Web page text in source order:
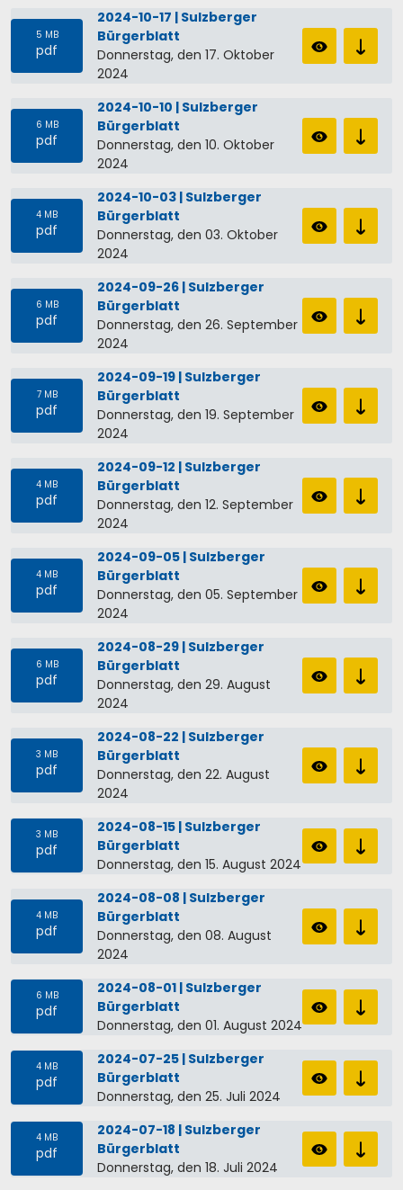
5 MB
pdf
2024-10-17 | Sulzberger
Bürgerblatt
Donnerstag, den 17. Oktober
2024
6 MB
pdf
2024-10-10 | Sulzberger
Bürgerblatt
Donnerstag, den 10. Oktober
2024
4 MB
pdf
2024-10-03 | Sulzberger
Bürgerblatt
Donnerstag, den 03. Oktober
2024
6 MB
pdf
2024-09-26 | Sulzberger
Bürgerblatt
Donnerstag, den 26. September
2024
7 MB
pdf
2024-09-19 | Sulzberger
Bürgerblatt
Donnerstag, den 19. September
2024
4 MB
pdf
2024-09-12 | Sulzberger
Bürgerblatt
Donnerstag, den 12. September
2024
4 MB
pdf
2024-09-05 | Sulzberger
Bürgerblatt
Donnerstag, den 05. September
2024
6 MB
pdf
2024-08-29 | Sulzberger
Bürgerblatt
Donnerstag, den 29. August
2024
3 MB
pdf
2024-08-22 | Sulzberger
Bürgerblatt
Donnerstag, den 22. August
2024
3 MB
pdf
2024-08-15 | Sulzberger
Bürgerblatt
Donnerstag, den 15. August 2024
4 MB
pdf
2024-08-08 | Sulzberger
Bürgerblatt
Donnerstag, den 08. August
2024
6 MB
pdf
2024-08-01 | Sulzberger
Bürgerblatt
Donnerstag, den 01. August 2024
4 MB
pdf
2024-07-25 | Sulzberger
Bürgerblatt
Donnerstag, den 25. Juli 2024
4 MB
pdf
2024-07-18 | Sulzberger
Bürgerblatt
Donnerstag, den 18. Juli 2024